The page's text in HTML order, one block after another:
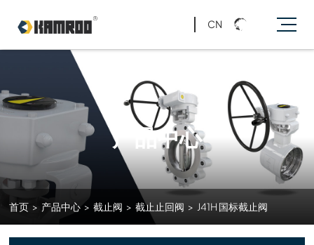
CN
产品中心
首页 > 产品中心 > 截止阀 > 截止止回阀 > J41H 国标截止阀